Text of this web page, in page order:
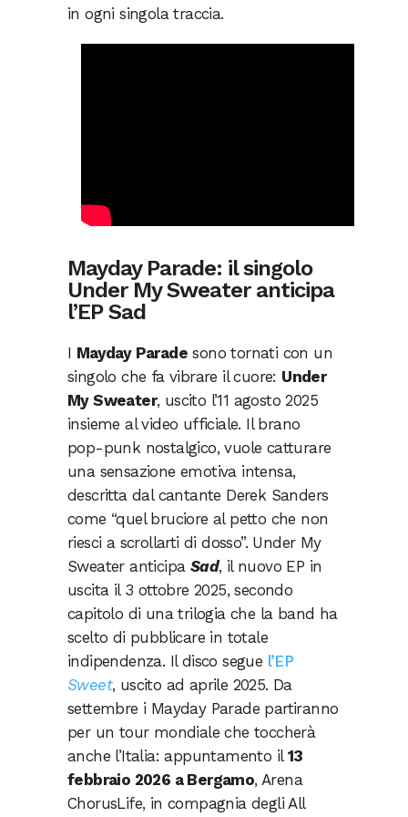
in ogni singola traccia.
Mayday Parade: il singolo
Under My Sweater anticipa
l’EP Sad
I Mayday Parade sono tornati con un
singolo che fa vibrare il cuore: Under
My Sweater, uscito l’11 agosto 2025
insieme al video ufficiale. Il brano
pop-punk nostalgico, vuole catturare
una sensazione emotiva intensa,
descritta dal cantante Derek Sanders
come “quel bruciore al petto che non
riesci a scrollarti di dosso”. Under My
Sweater anticipa Sad, il nuovo EP in
uscita il 3 ottobre 2025, secondo
capitolo di una trilogia che la band ha
scelto di pubblicare in totale
indipendenza. Il disco segue l’EP
Sweet, uscito ad aprile 2025. Da
settembre i Mayday Parade partiranno
per un tour mondiale che toccherà
anche l’Italia: appuntamento il 13
febbraio 2026 a Bergamo, Arena
ChorusLife, in compagnia degli All